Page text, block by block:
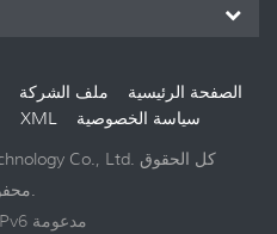
الصفحة الرئيسية ملف الشركة
XML
سياسة الخصوصية
محفوظة.
شبكة IPv6 مدعومة